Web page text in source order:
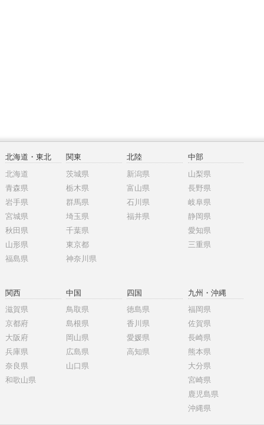
北海道・東北
北海道
青森県
岩手県
宮城県
秋田県
山形県
福島県
関東
茨城県
栃木県
群馬県
埼玉県
千葉県
東京都
神奈川県
北陸
新潟県
富山県
石川県
福井県
中部
山梨県
長野県
岐阜県
静岡県
愛知県
三重県
関西
滋賀県
京都府
大阪府
兵庫県
奈良県
和歌山県
中国
鳥取県
島根県
岡山県
広島県
山口県
四国
徳島県
香川県
愛媛県
高知県
九州・沖縄
福岡県
佐賀県
長崎県
熊本県
大分県
宮崎県
鹿児島県
沖縄県